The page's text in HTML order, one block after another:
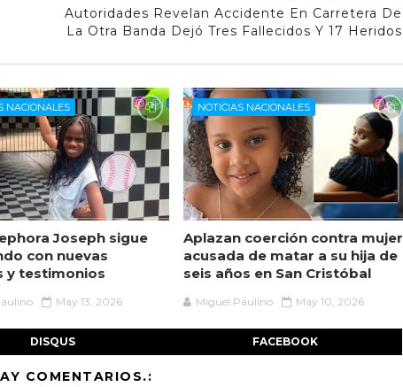
Autoridades Revelan Accidente En Carretera De
La Otra Banda Dejó Tres Fallecidos Y 17 Heridos
NACIONALES
Joseph sigue
con nuevas
y testimonios
May 13, 2026
NOTICIAS NACIONALES
Aplazan coerción contra mujer
acusada de matar a su hija de
seis años en San Cristóbal
Miguel Paulino May 10, 2026
DISQUS FACEBOOK
COMENTARIOS.: